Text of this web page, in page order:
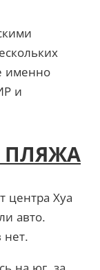
именно
и
ПЛЯЖА
центра Хуа
авто.
нет.